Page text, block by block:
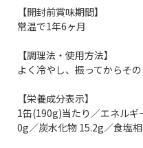
【開封前賞味期間】
常温で1年6ヶ月
【調理法・使用方法】
よく冷やし、振ってからそ
【栄養成分表示】
1缶(190g)当たり／エネル
0g／炭水化物 15.2g／食塩